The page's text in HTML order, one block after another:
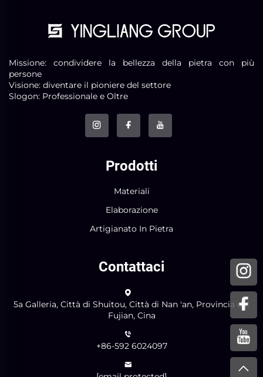
Missione: condividere la bellezza della pietra con più
persone
Visione: diventare il pioniere del settore
Slogon: Professionale e Oltre
Prodotti
Materiali
Elaborazione
Artigianato In Pietra
Contattaci
5a Galleria, Città di Shuitou, Città di Nan 'an, Provincia del
Fujian, Cina
+86-592 6024097